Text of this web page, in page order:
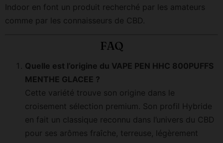
Indoor en font un produit recherché par les amateurs
comme par les connaisseurs de CBD.
FAQ
Quelle est l’origine du VAPE PEN HHC 800PUFFS
MENTHE GLACEE ?
Cette variété trouve son origine dans le
croisement sélection premium. Son profil Hybride
en fait un classique reconnu dans l’univers du CBD
pour ses arômes fraîche, terreuse, légèrement